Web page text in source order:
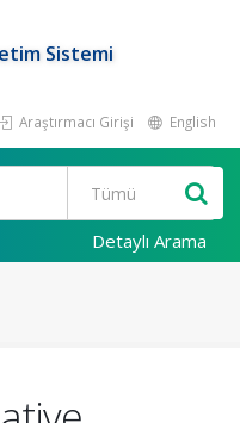
Sistemi
Araştırmacı Girişi English
Detaylı Arama